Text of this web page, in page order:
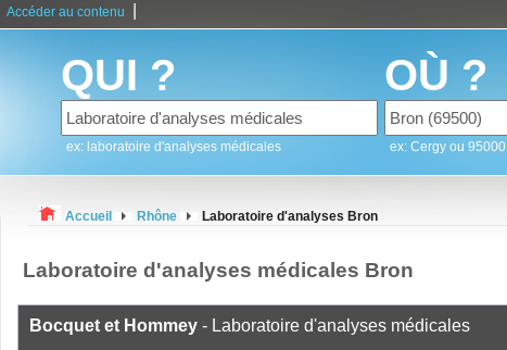
Accéder au contenu
QUI ?
ex: laboratoire d'analyses médicales
OÙ ?
ex: Cergy ou 95000
Accueil Rhône Laboratoire d'analyses Bron
Laboratoire d'analyses médicales Bron
Bocquet et Hommey - Laboratoire d'analyses médicales